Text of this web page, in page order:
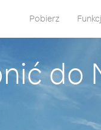
Pobierz
do